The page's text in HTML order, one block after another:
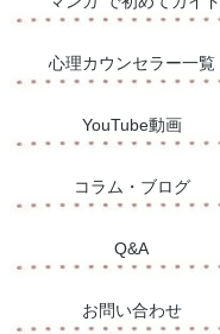
心理カウンセラー一覧
YouTube動画
コラム・ブログ
Q&A
お問い合わせ